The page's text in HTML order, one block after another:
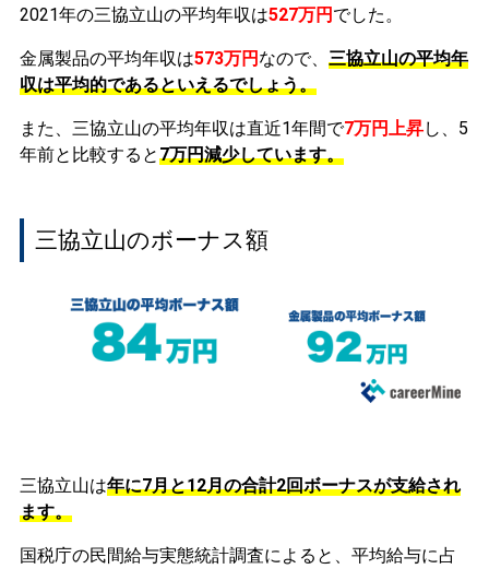
2021年の三協立山の平均年収は527万円 でした。
金属製品の平均年収は573万円 なので、 三協立山の平均年
収は平均的であるといえるでしょう。
また、三協立山の平均年収は直近1年間で7万円上昇し、5
年前と比較すると7万円減少しています。
三協立山のボーナス額
三協立山は年に7月と12月の合計2回ボーナスが支給され
ます。
国税庁の民間給与実態統計調査によると、平均給与に占